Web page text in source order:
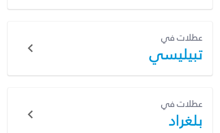
عطلات في
تبيليسي
عطلات في
بلغراد